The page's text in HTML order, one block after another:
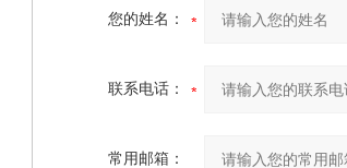
您的姓名：
联系电话：
常用邮箱：